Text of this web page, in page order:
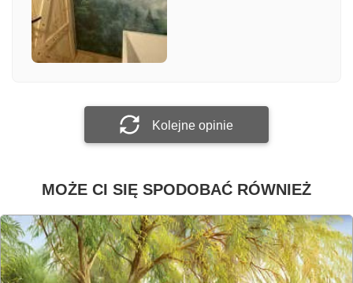
Załącz zdjęcie
Kolejne opinie
MOŻE CI SIĘ SPODOBAĆ RÓWNIEŻ